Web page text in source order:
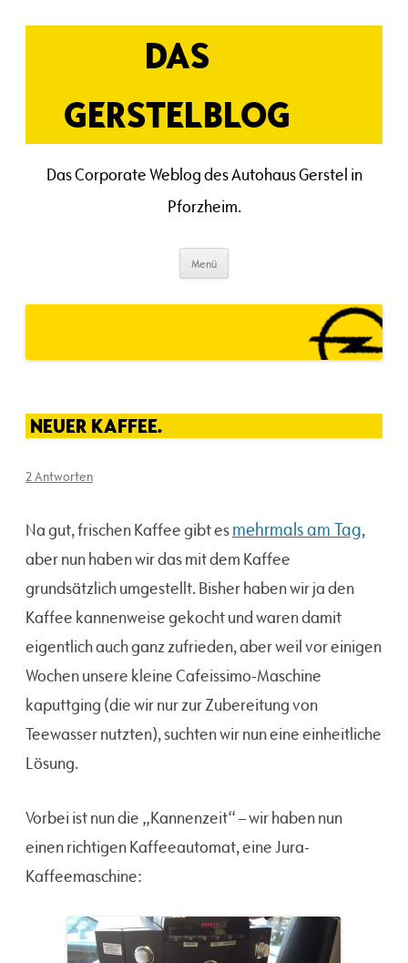
Inhalt
DAS
GERSTELBLOG
Das Corporate Weblog des Autohaus Gerstel in
Pforzheim.
Menü
NEUER KAFFEE.
2 Antworten
Na gut, frischen Kaffee gibt esmehrmals am Tag,
aber nun haben wir das mit dem Kaffee
grundsätzlich umgestellt. Bisher haben wir ja den
Kaffee kannenweise gekocht und waren damit
eigentlich auch ganz zufrieden, aber weil vor einigen
Wochen unsere kleine Cafeissimo-Maschine
kaputtging (die wir nur zur Zubereitung von
Teewasser nutzten), suchten wir nun eine einheitliche
Lösung.
Vorbei ist nun die „Kannenzeit“ – wir haben nun
einen richtigen Kaffeeautomat, eine Jura-
Kaffeemaschine: